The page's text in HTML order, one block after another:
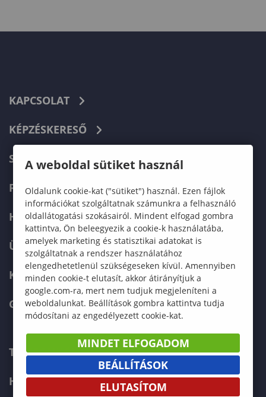
KAPCSOLAT
KÉPZÉSKERESŐ
SZERVEZETI FELÉPÍTÉS
FELVÉTELIZŐKNEK
HALLGATÓKNAK
ÜZLETI PARTNEREKNEK
KARRIER
GREEN UNIVERSITY
TELEFONKÖNYV
HIBABEJELENTÉS
A weboldal sütiket használ
Oldalunk cookie-kat ("sütiket") használ. Ezen fájlok
információkat szolgáltatnak számunkra a felhasználó
oldallátogatási szokásairól. Mindent elfogad gombra
kattintva, Ön beleegyezik a cookie-k használatába,
amelyek marketing és statisztikai adatokat is
szolgáltatnak a rendszer használatához
elengedhetetlenül szükségeseken kívül. Amennyiben
minden cookie-t elutasít, akkor átirányítjuk a
google.com-ra, mert nem tudjuk megjeleníteni a
weboldalunkat. Beállítások gombra kattintva tudja
módosítani az engedélyezett cookie-kat.
MINDET ELFOGADOM
BEÁLLÍTÁSOK
ELUTASÍTOM